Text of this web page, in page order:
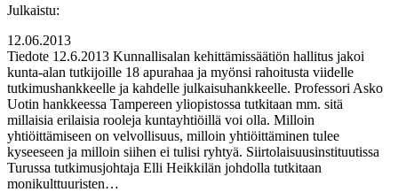
Julkaistu:
12.06.2013
Tiedote 12.6.2013 Kunnallisalan kehittämissäätiön hallitus jakoi
kunta-alan tutkijoille 18 apurahaa ja myönsi rahoitusta viidelle
tutkimushankkeelle ja kahdelle julkaisuhankkeelle. Professori Asko
Uotin hankkeessa Tampereen yliopistossa tutkitaan mm. sitä
millaisia erilaisia rooleja kuntayhtiöillä voi olla. Milloin
yhtiöittämiseen on velvollisuus, milloin yhtiöittäminen tulee
kyseeseen ja milloin siihen ei tulisi ryhtyä. Siirtolaisuusinstituutissa
Turussa tutkimusjohtaja Elli Heikkilän johdolla tutkitaan
monikulttuuristen…